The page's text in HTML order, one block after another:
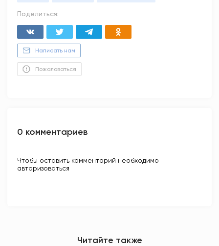
Поделиться:
Написать нам
Пожаловаться
0 комментариев
Чтобы оставить комментарий необходимо
авторизоваться
Читайте также